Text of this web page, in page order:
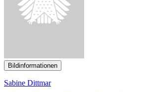
Bildinformationen
Sabine Dittmar